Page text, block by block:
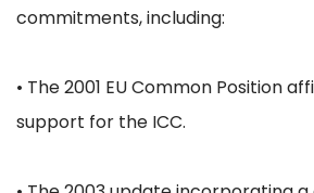
commitments, including:
• The 2001 EU Common Position
support for the ICC.